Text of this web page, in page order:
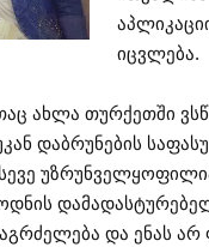
იცვლება.
ახლა თურქეთში
დაბრუნების
და ენას